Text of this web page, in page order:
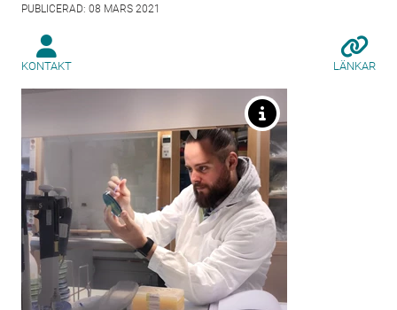
PUBLICERAD: 08 MARS 2021
KONTAKT LÄNKAR